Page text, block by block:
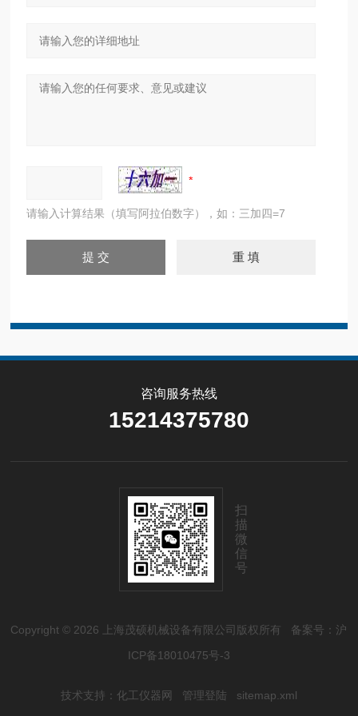
请输入计算结果（填写阿拉伯数字），如：三加四=7
咨询服务热线
15214375780
扫
描
微
信
号
Copyright © 2026 上海茂硕机械设备有限公司版权所有 备案号：沪
ICP备18010475号-3
技术支持： 化工仪器网 管理登陆 sitemap.xml